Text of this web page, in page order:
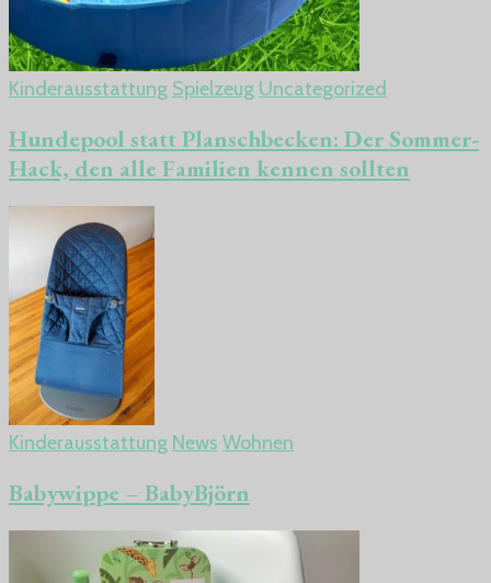
Kinderausstattung Spielzeug Uncategorized
Hundepool statt Planschbecken: Der Sommer-
Hack, den alle Familien kennen sollten
Kinderausstattung News Wohnen
Babywippe – BabyBjörn